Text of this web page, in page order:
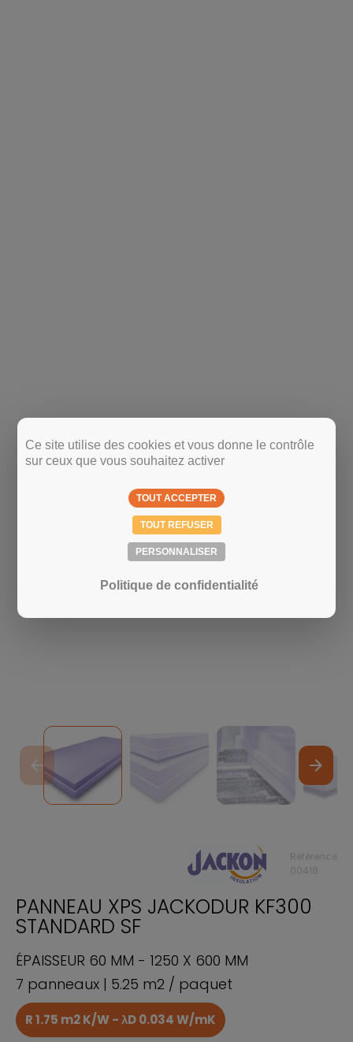
arrow_forward
arrow_back
Référence
00418
PANNEAU XPS JACKODUR KF300
STANDARD SF
ÉPAISSEUR 60 MM - 1250 X 600 MM
7 panneaux | 5.25 m2 / paquet
R 1.75 m2 K/W - λD 0.034 W/mK
Ce site utilise des cookies et vous donne le contrôle
sur ceux que vous souhaitez activer
TOUT ACCEPTER
TOUT REFUSER
PERSONNALISER
Politique de confidentialité